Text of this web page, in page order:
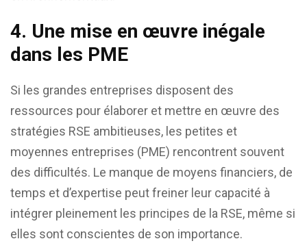
4. Une mise en œuvre inégale
dans les PME
Si les grandes entreprises disposent des
ressources pour élaborer et mettre en œuvre des
stratégies RSE ambitieuses, les petites et
moyennes entreprises (PME) rencontrent souvent
des difficultés. Le manque de moyens financiers, de
temps et d’expertise peut freiner leur capacité à
intégrer pleinement les principes de la RSE, même si
elles sont conscientes de son importance.